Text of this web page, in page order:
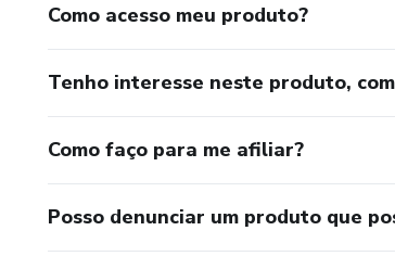
Como acesso meu produto?
Tenho interesse neste produto,
Como faço para me afiliar?
Posso denunciar um produto que